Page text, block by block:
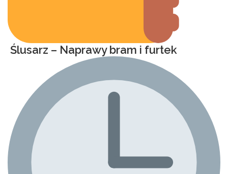
Ślusarz – Naprawy bram i furtek